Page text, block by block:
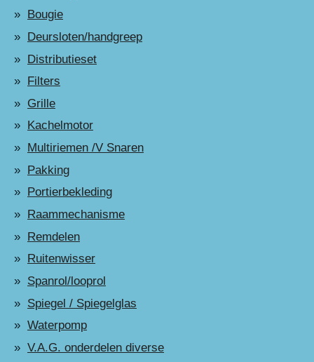
Bougie
Deursloten/handgreep
Distributieset
Filters
Grille
Kachelmotor
Multiriemen /V Snaren
Pakking
Portierbekleding
Raammechanisme
Remdelen
Ruitenwisser
Spanrol/looprol
Spiegel / Spiegelglas
Waterpomp
V.A.G. onderdelen diverse